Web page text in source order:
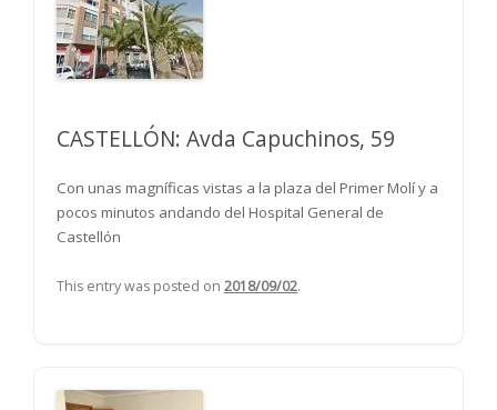
CASTELLÓN: Avda Capuchinos, 59
Con unas magníficas vistas a la plaza del Primer Molí y a
pocos minutos andando del Hospital General de
Castellón
This entry was posted on 2018/09/02.